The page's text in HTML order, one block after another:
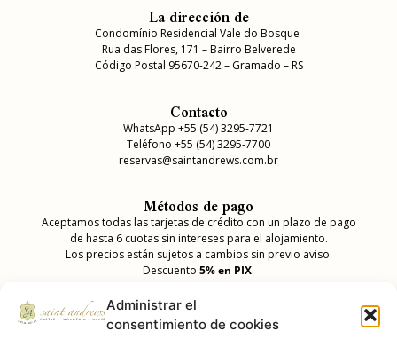
Administrar el
consentimiento de cookies
La dirección de
Condomínio Residencial Vale do Bosque
Rua das Flores, 171 – Bairro Belverede
Código Postal 95670-242 – Gramado – RS
Contacto
WhatsApp +55 (54) 3295-7721
Teléfono +55 (54) 3295-7700
reservas@saintandrews.com.br
Métodos de pago
Aceptamos todas las tarjetas de crédito con un plazo de pago
de hasta 6 cuotas sin intereses para el alojamiento.
Los precios están sujetos a cambios sin previo aviso.
Descuento 5% en PIX.